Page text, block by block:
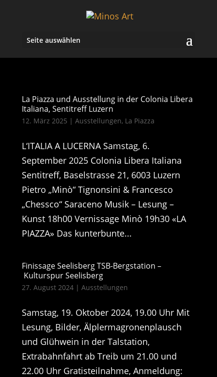
Seite auswählen
La Piazza und Ausstellung in der Colonia Libera
Italiana, Sentitreff Luzern
12. März 2025 | Ausstellungen, La Piazza
L‘ITALIA A LUCERNA Samstag, 6.
September 2025 Colonia Libera Italiana
Sentitreff, Baselstrasse 21, 6003 Luzern
Pietro „Minò“ Tignonsini & Francesco
„Chessco“ Saraceno Musik – Lesung –
Kunst 18h00 Vernissage Minò 19h30 «LA
PIAZZA» Das kunterbunte...
Finissage Seelisberg TSB-Bergstation –
Kulturspur Seelisberg
27. August 2024| Ausstellungen
Samstag, 19. Oktober 2024, 19.00 Uhr Mit
Lesung, Bilder, Älplermagronenplausch
und Glühwein in der Talstation,
Extrabahnfahrt ab Treib um 21.00 und
22.00 Uhr Gratisteilnahme, Anmeldung: